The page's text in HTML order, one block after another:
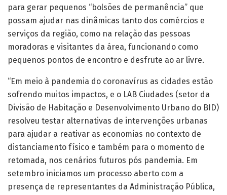
para gerar pequenos “bolsões de permanência” que
possam ajudar nas dinâmicas tanto dos comércios e
serviços da região, como na relação das pessoas
moradoras e visitantes da área, funcionando como
pequenos pontos de encontro e desfrute ao ar livre.
“Em meio à pandemia do coronavírus as cidades estão
sofrendo muitos impactos, e o LAB Ciudades (setor da
Divisão de Habitação e Desenvolvimento Urbano do BID)
resolveu testar alternativas de intervenções urbanas
para ajudar a reativar as economias no contexto de
distanciamento físico e também para o momento de
retomada, nos cenários futuros pós pandemia. Em
setembro iniciamos um processo aberto com a
presença de representantes da Administração Pública,